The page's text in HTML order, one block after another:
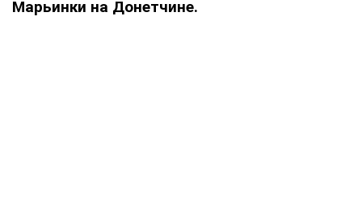
Марьинки на Донетчине.